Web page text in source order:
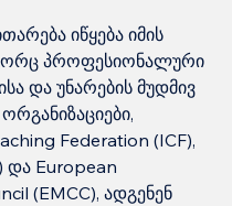
იწყება იმის
პროფესიონალური
და უნარების მუდმივ
Federation (ICF),
და European
(EMCC), ადგენენ